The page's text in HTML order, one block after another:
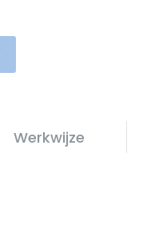
Werkwijze